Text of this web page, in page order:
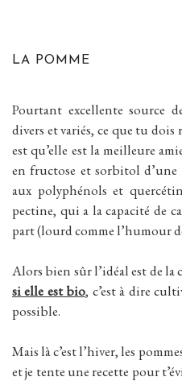
LA POMME
Pourtant excellente source
divers et variés, ce que tu
est qu’elle est la meilleure
en fructose et sorbitol
aux polyphénols et
pectine, qui a la capacité de
part (lourd comme l’humour
Alors bien sûr l’idéal est de la
si elle est bio, c’est à dire
possible.
Mais là c’est l’hiver, les
et je tente une recette pour